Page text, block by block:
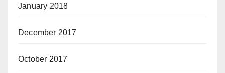
January 2018
December 2017
October 2017